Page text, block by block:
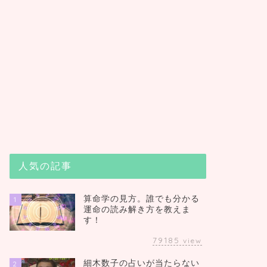
人気の記事
1
算命学の見方。誰でも分かる
運命の読み解き方を教えま
す！
79185 view
2 細木数子の占いが当たらない